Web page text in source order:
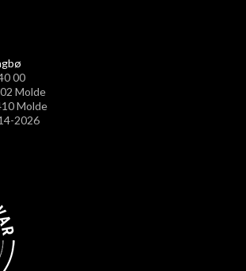
00
Molde
Molde
2026